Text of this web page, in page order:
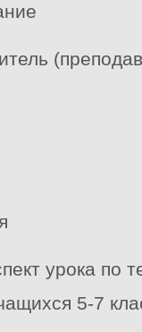
урока по
5-7